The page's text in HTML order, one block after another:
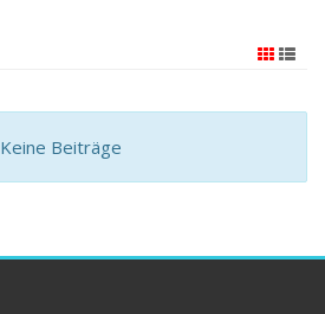
Keine Beiträge